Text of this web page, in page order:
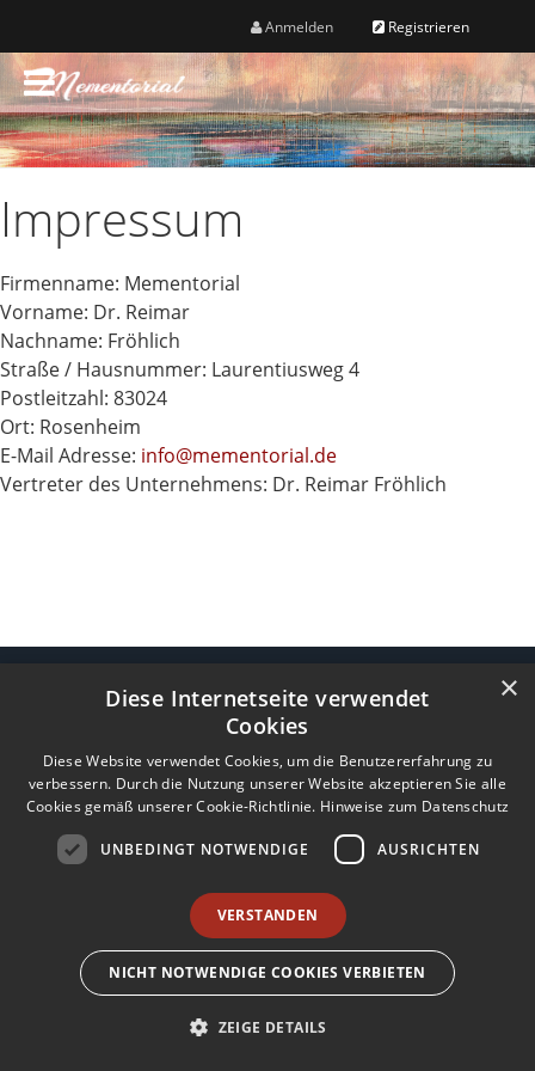
Anmelden Registrieren
M
e
n
ü
Impressum
Firmenname: Mementorial
Vorname: Dr. Reimar
Nachname: Fröhlich
Straße / Hausnummer: Laurentiusweg 4
Postleitzahl: 83024
Ort: Rosenheim
E-Mail Adresse: info@mementorial.de
Vertreter des Unternehmens: Dr. Reimar Fröhlich
Barrierefreiheit
Barriere melden
I
A
c
c
e
s
b
i
i
t
y
-
M
Accessibility-Modus aktivieren
K
o
n
r
m
o
d
u
w
Kontrastmodus aktivieren
eigenes Gedenkportal erstellen
Vertrag widerrufen
×
Diese Internetseite verwendet
Cookies
Diese Website verwendet Cookies, um die Benutzererfahrung zu
verbessern. Durch die Nutzung unserer Website akzeptieren Sie alle
Cookies gemäß unserer Cookie-Richtlinie. Hinweise zum Datenschutz
UNBEDINGT NOTWENDIGE AUSRICHTEN
VERSTANDEN
NICHT NOTWENDIGE COOKIES VERBIETEN
ZEIGE DETAILS